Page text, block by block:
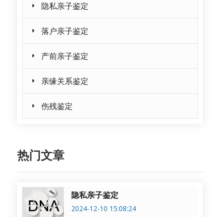
隐私亲子鉴定
落户亲子鉴定
产前亲子鉴定
亲缘关系鉴定
伤残鉴定
热门文章
隐私亲子鉴定
2024-12-10 15:08:24